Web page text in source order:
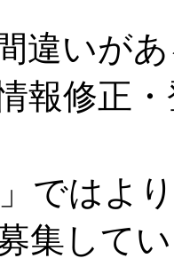
違いが
報修正
」ではよ
集して